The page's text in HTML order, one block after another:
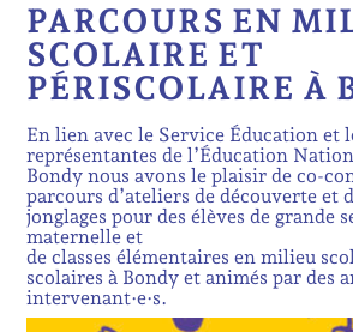
PARCOURS EN
SCOLAIRE ET
PÉRISCOLAIRE À
En lien avec le Service Éducation et
représentantes de l’Éducation
Bondy nous avons le plaisir de co-
parcours d’ateliers de découverte et
jonglages pour des élèves de grande
maternelle et
de classes élémentaires en milieu
scolaires à Bondy et animés par des
intervenant·e·s.